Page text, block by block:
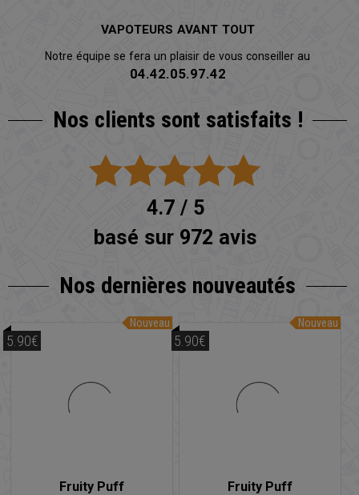
VAPOTEURS AVANT TOUT
Notre équipe se fera un plaisir de vous conseiller au
04.42.05.97.42
Nos clients sont satisfaits !
4.7 / 5
basé sur 972 avis
Nos dernières nouveautés
Nouveau
Fruity Puff
5.90€
Nouveau
Fruity Puff
5.90€